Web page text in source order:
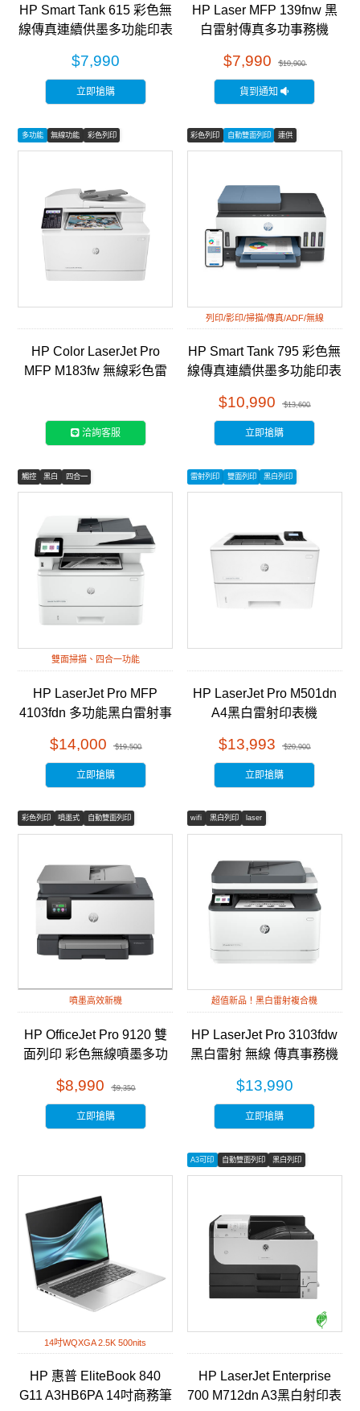
HP Smart Tank 615 彩色無
線傳真連續供墨多功能印表
$7,990
立即搶購
HP Laser MFP 139fnw 黑
白雷射傳真多功事務機
$7,990 $10,900
貨到通知
多功能 無線功能 彩色列印
HP Color LaserJet Pro
MFP M183fw 無線彩色雷
洽詢客服
彩色列印 自動雙面列印 連供
列印/影印/掃描/傳真/ADF/無線
HP Smart Tank 795 彩色無
線傳真連續供墨多功能印表
$10,990 $13,600
立即搶購
觸控 黑白 四合一
雙面掃描、四合一功能
HP LaserJet Pro MFP
4103fdn 多功能黑白雷射事
$14,000 $19,500
立即搶購
雷射列印 雙面列印 黑白列印
HP LaserJet Pro M501dn
A4黑白雷射印表機
$13,993 $20,900
立即搶購
彩色列印 噴墨式 自動雙面列印
噴墨高效新機
HP OfficeJet Pro 9120 雙
面列印 彩色無線噴墨多功
$8,990 $9,350
立即搶購
wifi 黑白列印 laser
超值新品！黑白雷射複合機
HP LaserJet Pro 3103fdw
黑白雷射 無線 傳真事務機
$13,990
立即搶購
14吋WQXGA 2.5K 500nits
HP 惠普 EliteBook 840
G11 A3HB6PA 14吋商務筆
A3可印 自動雙面列印 黑白列印
HP LaserJet Enterprise
700 M712dn A3黑白射印表